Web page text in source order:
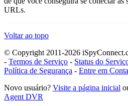
URLs.
Voltar ao topo
© Copyright 2011-2026
- Termos de Serviço - Status do
Política de Segurança - Entre em
Novo usuário? Visite a página inicial
Agent DVR